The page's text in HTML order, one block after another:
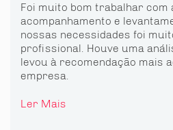
Foi muito bom trabalhar com
acompanhamento e
nossas necessidades foi
profissional. Houve uma
levou à recomendação mais
empresa.
Ler Mais